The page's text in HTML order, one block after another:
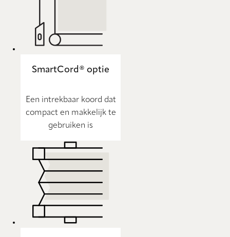
SmartCord® optie
Een intrekbaar koord dat
compact en makkelijk te
gebruiken is